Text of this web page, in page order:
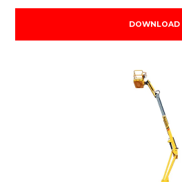
DOWNLOAD